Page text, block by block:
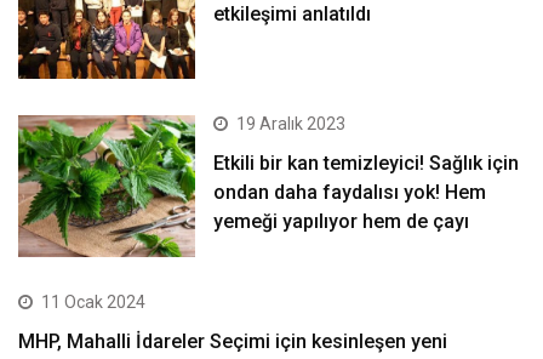
etkileşimi anlatıldı
19 Aralık 2023
Etkili bir kan temizleyici! Sağlık için
ondan daha faydalısı yok! Hem
yemeği yapılıyor hem de çayı
11 Ocak 2024
MHP, Mahalli İdareler Seçimi için kesinleşen yeni